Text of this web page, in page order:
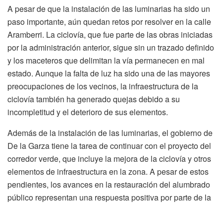
A pesar de que la instalación de las luminarias ha sido un
paso importante, aún quedan retos por resolver en la calle
Aramberri. La ciclovía, que fue parte de las obras iniciadas
por la administración anterior, sigue sin un trazado definido
y los maceteros que delimitan la vía permanecen en mal
estado. Aunque la falta de luz ha sido una de las mayores
preocupaciones de los vecinos, la infraestructura de la
ciclovía también ha generado quejas debido a su
incompletitud y el deterioro de sus elementos.
Además de la instalación de las luminarias, el gobierno de
De la Garza tiene la tarea de continuar con el proyecto del
corredor verde, que incluye la mejora de la ciclovía y otros
elementos de infraestructura en la zona. A pesar de estos
pendientes, los avances en la restauración del alumbrado
público representan una respuesta positiva por parte de la